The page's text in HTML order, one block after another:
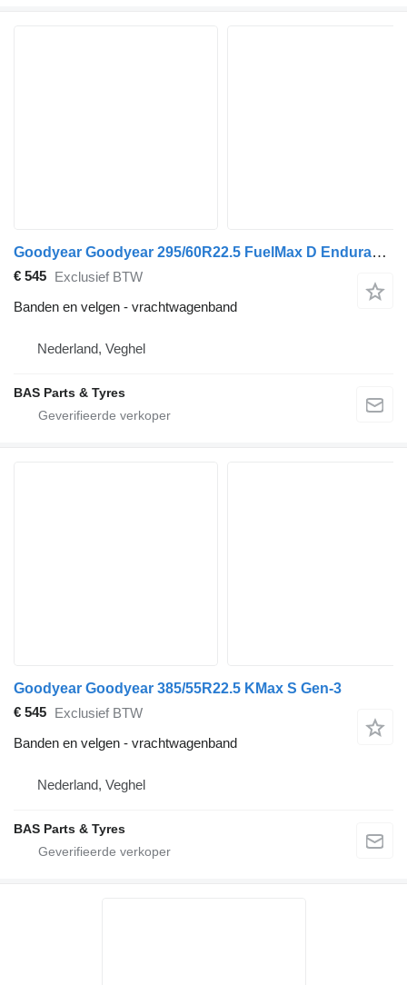
Goodyear Goodyear 295/60R22.5 FuelMax D Endurance
€ 545 Exclusief BTW
Banden en velgen - vrachtwagenband
Nederland, Veghel
BAS Parts & Tyres
Goodyear Goodyear 385/55R22.5 KMax S Gen-3
€ 545 Exclusief BTW
Banden en velgen - vrachtwagenband
Nederland, Veghel
BAS Parts & Tyres